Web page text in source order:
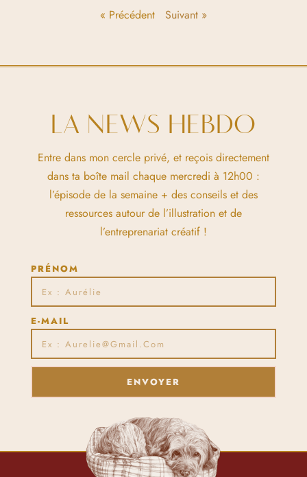
« Précédent Suivant »
LA NEWS HEBDO
Entre dans mon cercle privé, et reçois directement
dans ta boîte mail chaque mercredi à 12h00 :
l’épisode de la semaine + des conseils et des
ressources autour de l’illustration et de
l’entreprenariat créatif !
PRÉNOM
E-MAIL
ENVOYER